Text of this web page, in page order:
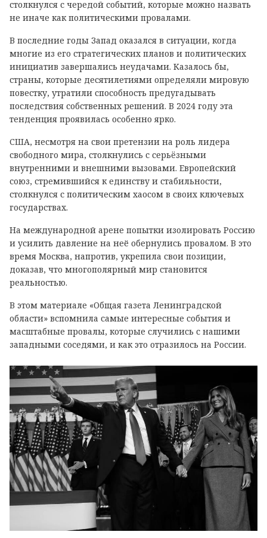
столкнулся с чередой событий, которые можно назвать
не иначе как политическими провалами.
В последние годы Запад оказался в ситуации, когда
многие из его стратегических планов и политических
инициатив завершались неудачами. Казалось бы,
страны, которые десятилетиями определяли мировую
повестку, утратили способность предугадывать
последствия собственных решений. В 2024 году эта
тенденция проявилась особенно ярко.
США, несмотря на свои претензии на роль лидера
свободного мира, столкнулись с серьëзными
внутренними и внешними вызовами. Европейский
союз, стремившийся к единству и стабильности,
столкнулся с политическим хаосом в своих ключевых
государствах.
На международной арене попытки изолировать Россию
и усилить давление на неё обернулись провалом. В это
время Москва, напротив, укрепила свои позиции,
доказав, что многополярный мир становится
реальностью.
В этом материале «Общая газета Ленинградской
области» вспомнила самые интересные события и
масштабные провалы, которые случились с нашими
западными соседями, и как это отразилось на России.